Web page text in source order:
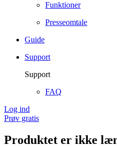
Funktioner
Presseomtale
Guide
Support
Support
FAQ
Log ind
Prøv gratis
Produktet er ikke